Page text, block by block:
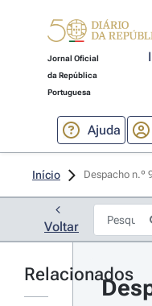
Jornal Oficial
da República
Portuguesa
Ajuda
Início Despacho n.º
Voltar
Relacionados